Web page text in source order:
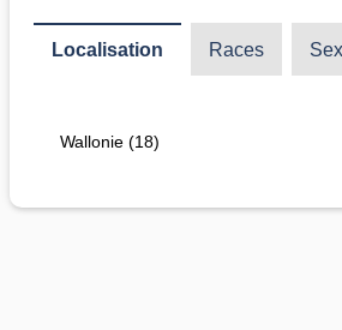
Localisation Races
Wallonie (18)